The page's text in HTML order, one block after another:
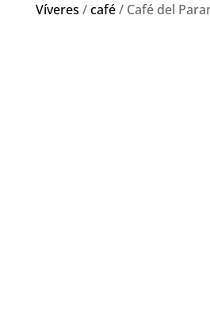
Víveres /café/ Café del